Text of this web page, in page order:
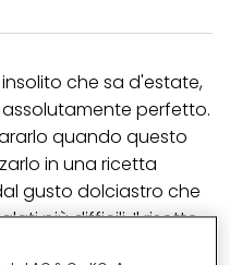
che sa d'estate,
perfetto.
quando questo
in una ricetta
gusto dolciastro che
più difficili. Il risotto